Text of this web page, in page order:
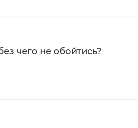
чего не обойтись?